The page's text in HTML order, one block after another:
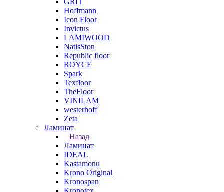
GRIT
Hoffmann
Icon Floor
Invictus
LAMIWOOD
NatisSton
Republic floor
ROYCE
Spark
Texfloor
TheFloor
VINILAM
westerhoff
Zeta
Ламинат
Назад
Ламинат
IDEAL
Kastamonu
Krono Original
Kronospan
Kronotex